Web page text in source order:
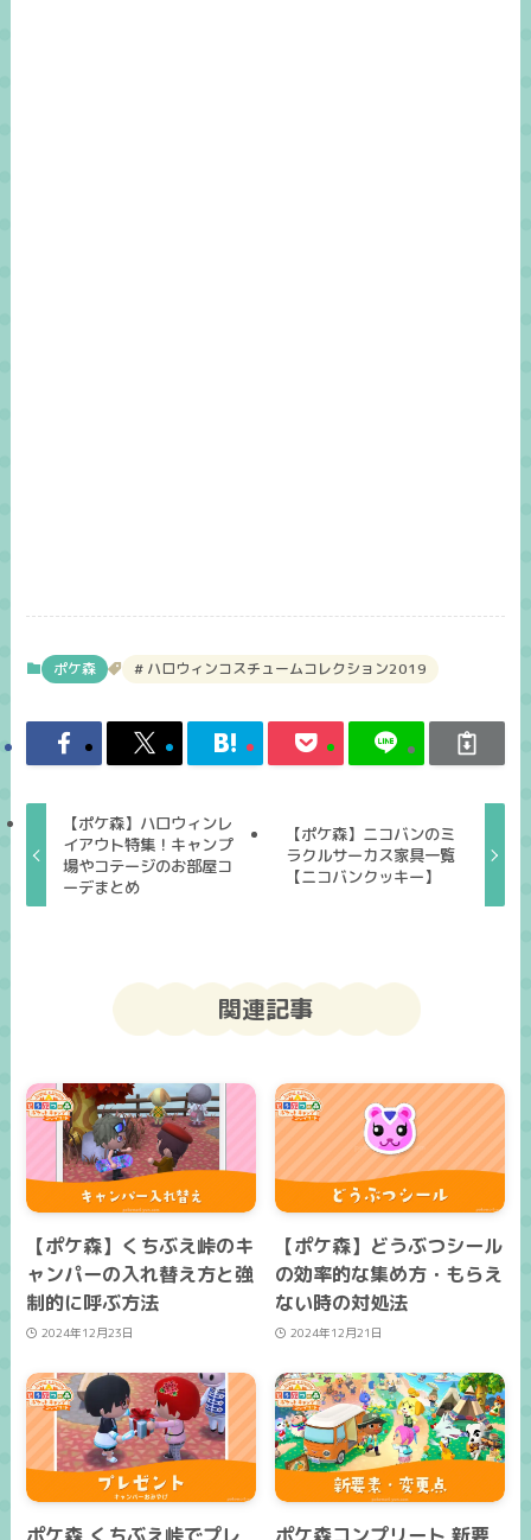
ポケ森 ハロウィンコスチュームコレクション2019
【ポケ森】ハロウィンレ
イアウト特集！キャンプ
場やコテージのお部屋コ
ーデまとめ
【ポケ森】ニコバンのミ
ラクルサーカス家具一覧
【ニコバンクッキー】
関連記事
【ポケ森】くちぶえ峠のキ
ャンパーの入れ替え方と強
制的に呼ぶ方法
2024年12月23日
【ポケ森】どうぶつシール
の効率的な集め方・もらえ
ない時の対処法
2024年12月21日